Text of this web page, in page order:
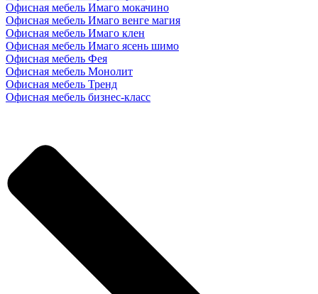
Офисная мебель Имаго мокачино
Офисная мебель Имаго венге магия
Офисная мебель Имаго клен
Офисная мебель Имаго ясень шимо
Офисная мебель Фея
Офисная мебель Монолит
Офисная мебель Тренд
Офисная мебель бизнес-класс